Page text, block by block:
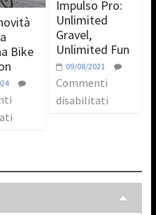
Bike
Impulso Pro:
Unlimited
Gravel,
Unlimited Fun
09/08/2021
Commenti
disabilitati